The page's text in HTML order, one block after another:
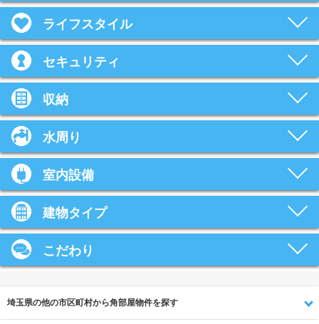
ライフスタイル
セキュリティ
収納
水周り
室内設備
建物タイプ
こだわり
埼玉県の他の市区町村から角部屋物件を探す